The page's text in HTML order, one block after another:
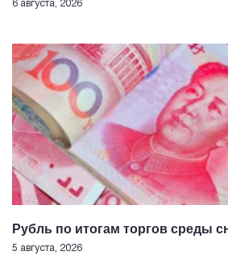
6 августа, 2026
Рубль по итогам торгов среды
5 августа, 2026